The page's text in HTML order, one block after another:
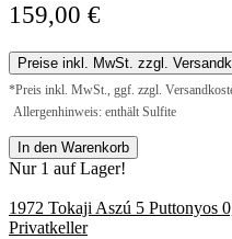
159,00 €
Preise inkl. MwSt. zzgl.
*Preis inkl. MwSt., ggf. zzgl.
Allergenhinweis: enthält Sulfite
In den Warenkorb
Nur 1 auf Lager!
1972 Tokaji Aszú 5 Puttonyos
Privatkeller